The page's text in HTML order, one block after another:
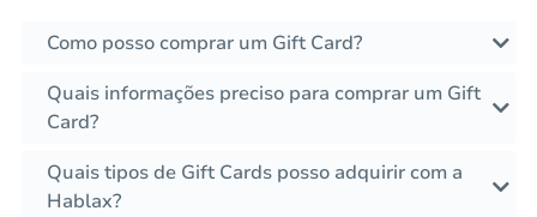
Como posso comprar um Gift Card?
Quais informações preciso para comprar um Gift
Card?
Quais tipos de Gift Cards posso adquirir com a
Hablax?